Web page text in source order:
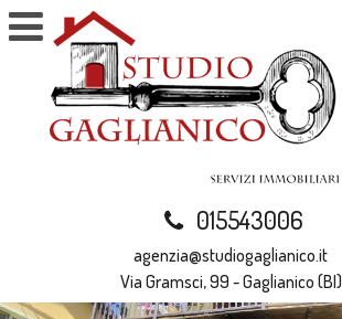
015543006
agenzia@studiogaglianico.it
Via Gramsci, 99 - Gaglianico (BI)